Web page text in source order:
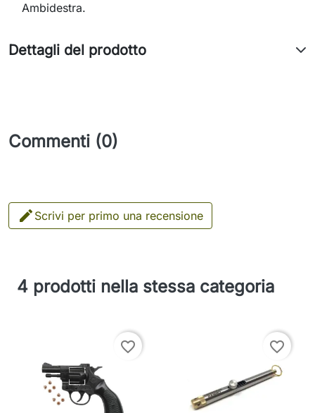
Ambidestra.
Dettagli del prodotto
Commenti (0)
 Scrivi per primo una recensione
4 prodotti nella stessa categoria
favorite_border favorite_border